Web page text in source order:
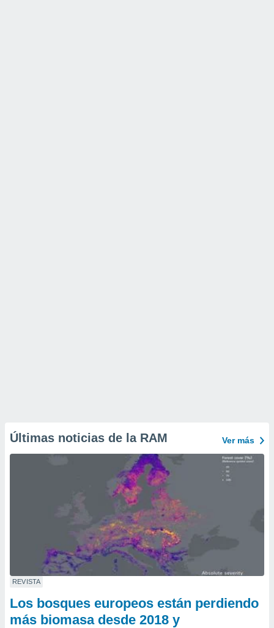
Últimas noticias de la RAM Ver más
REVISTA
Los bosques europeos están perdiendo
más biomasa desde 2018 y